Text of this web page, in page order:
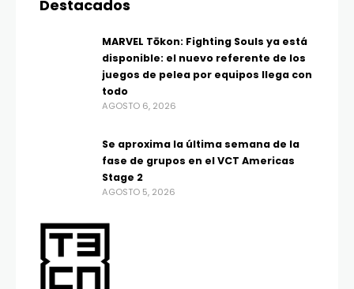
Destacados
MARVEL Tōkon: Fighting Souls ya está
disponible: el nuevo referente de los
juegos de pelea por equipos llega con
todo
AGOSTO 6, 2026
Se aproxima la última semana de la
fase de grupos en el VCT Americas
Stage 2
AGOSTO 5, 2026